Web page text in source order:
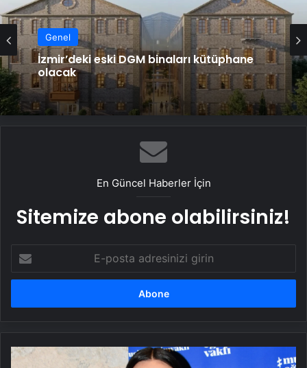
Genel
İzmir’deki eski DGM binaları kütüphane
Genel
Serjoy : Dijital Medya Ajansı, Google
Reklam Ajansı, SEO Ajansı ve Web
Tasarım Ajansı
En Güncel Haberler İçin
Sitemize abone olabilirsiniz!
posta
adresinizi
Hande